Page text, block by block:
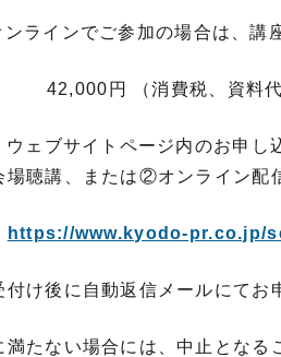
でご参加の場合は、講座の
円 （消費税、資料代
ェブサイトページ内のお申し
聴講、または②オンライン配
https://www.kyodo-pr.co.jp/
け後に自動返信メールにてお
たない場合には、中止となる